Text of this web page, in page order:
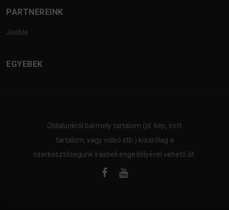
PARTNEREINK
Jooble
EGYEBEK
Oldalunkról bármely tartalom (pl. kép, írott
tartalom, vagy videó stb.) kizárólag a
szerkesztőségünk írásbeli engedélyével vehető át.